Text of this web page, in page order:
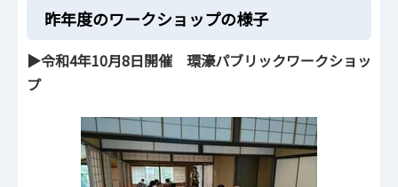
昨年度のワークショップの様子
▶令和4年10月8日開催 環濠パブリックワークショッ
プ